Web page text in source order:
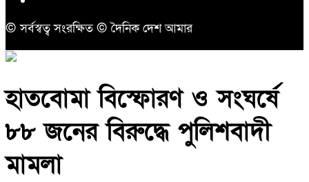
© সর্বস্বত্ব সংরক্ষিত © দৈনিক দেশ আমার
হাতবোমা বিস্ফোরণ ও সংঘর্ষে
৮৮ জনের বিরুদ্ধে পুলিশবাদী
মামলা